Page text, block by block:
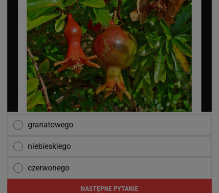
granatowego
niebieskiego
czerwonego
NASTĘPNE PYTANIE